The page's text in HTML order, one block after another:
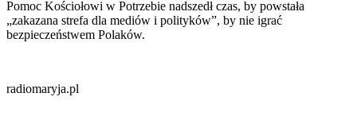
Pomoc Kościołowi w Potrzebie nadszedł czas, by powstała
„zakazana strefa dla mediów i polityków”, by nie igrać
bezpieczeństwem Polaków.
radiomaryja.pl